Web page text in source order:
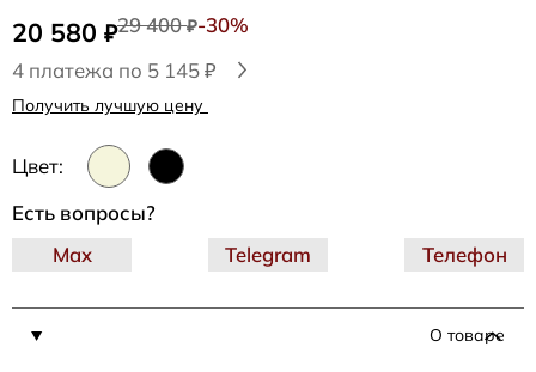
20 580 ₽29 400₽-30%
4 платежа по 5 145 ₽
Получить лучшую цену
Цвет:
О товаре
Есть вопросы?
Telegram
Max Телефон